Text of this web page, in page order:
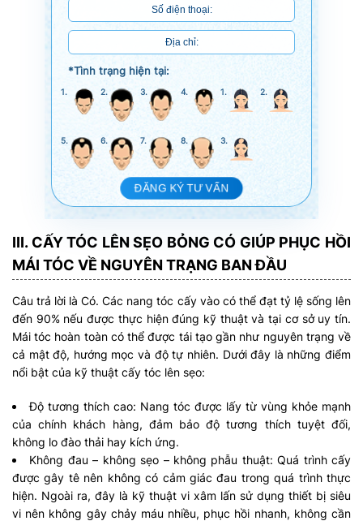
*Tình trạng hiện tại:
1. 2. 3. 4. 1. 2.
5. 6. 7. 8. 3.
ĐĂNG KÝ TƯ VẤN
III. CẤY TÓC LÊN SẸO BỎNG CÓ GIÚP PHỤC HỒI
MÁI TÓC VỀ NGUYÊN TRẠNG BAN ĐẦU
Câu trả lời là Có. Các nang tóc cấy vào có thể đạt tỷ lệ sống lên
đến 90% nếu được thực hiện đúng kỹ thuật và tại cơ sở uy tín.
Mái tóc hoàn toàn có thể được tái tạo gần như nguyên trạng về
cả mật độ, hướng mọc và độ tự nhiên. Dưới đây là những điểm
nổi bật của kỹ thuật cấy tóc lên sẹo:
Độ tương thích cao: Nang tóc được lấy từ vùng khỏe mạnh
của chính khách hàng, đảm bảo độ tương thích tuyệt đối,
không lo đào thải hay kích ứng.
Không đau – không sẹo – không phẫu thuật: Quá trình cấy
được gây tê nên không có cảm giác đau trong quá trình thực
hiện. Ngoài ra, đây là kỹ thuật vi xâm lấn sử dụng thiết bị siêu
vi nên không gây chảy máu nhiều, phục hồi nhanh, không cần